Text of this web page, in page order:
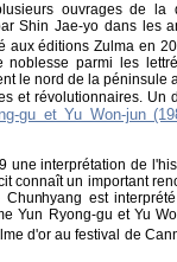
ouvrages de la
Shin Jae-yo dans les
aux éditions Zulma en
parmi les
le nord de la péninsule
et révolutionnaires. Un
gu et Yu Won-jun
une interprétation de
connaît un important
est
Yun Ryong-gu et Yu
d'or au festival de